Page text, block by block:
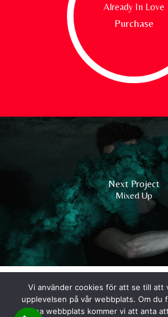
Already In Love
Purchase
Next Project
Mixed Up
Vi använder cookies för att se till att
upplevelsen på vår webbplats. Om du
denna webbplats kommer vi att anta